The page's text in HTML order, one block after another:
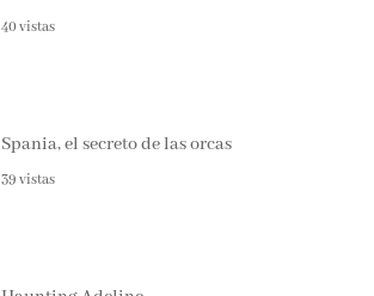
40 vistas
Spania, el secreto de las orcas
39 vistas